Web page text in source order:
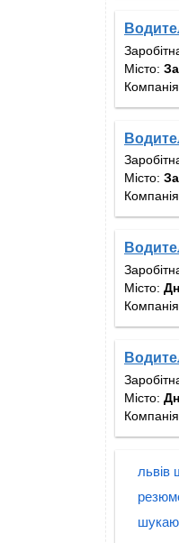
Місто:
Місто:
Місто:
Місто:
львів
шукаю